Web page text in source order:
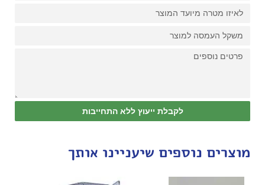
לקבלת ייעוץ ללא התחייבות
מוצרים נוספים שיעניינו אותך